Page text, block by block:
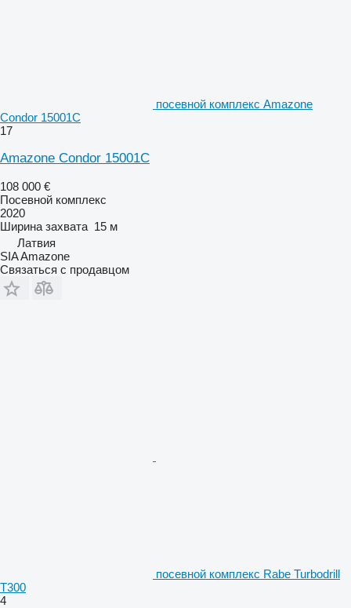
посевной комплекс Amazone
Condor 15001C
17
Amazone Condor 15001C
108 000 €
Посевной комплекс
2020
Ширина захвата 15 м
Латвия
SIA Amazone
Связаться с продавцом
посевной комплекс Rabe Turbodrill
T300
4